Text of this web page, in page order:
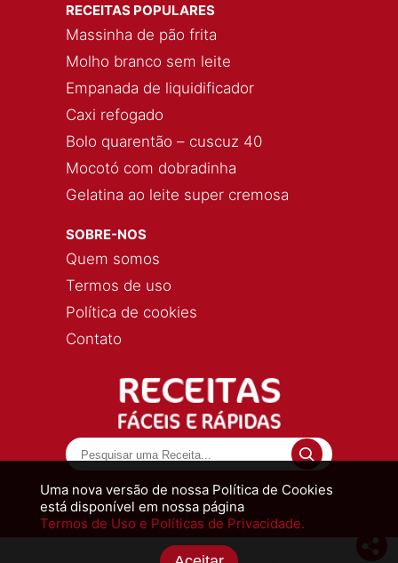
Uma nova versão de nossa Política de Cookies
está disponível em nossa página
Termos de Uso e Políticas de Privacidade.
RECEITAS POPULARES
Massinha de pão frita
Molho branco sem leite
Empanada de liquidificador
Caxi refogado
Bolo quarentão – cuscuz 40
Mocotó com dobradinha
Gelatina ao leite super cremosa
SOBRE-NOS
Quem somos
Termos de uso
Política de cookies
Contato